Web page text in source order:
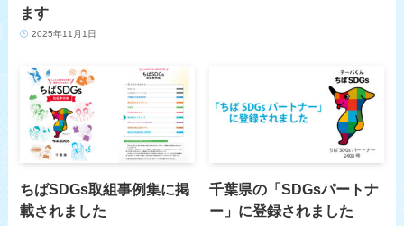
ます
2025年11月1日
ちばSDGs取組事例集に掲
載されました
千葉県の「SDGsパートナ
ー」に登録されました